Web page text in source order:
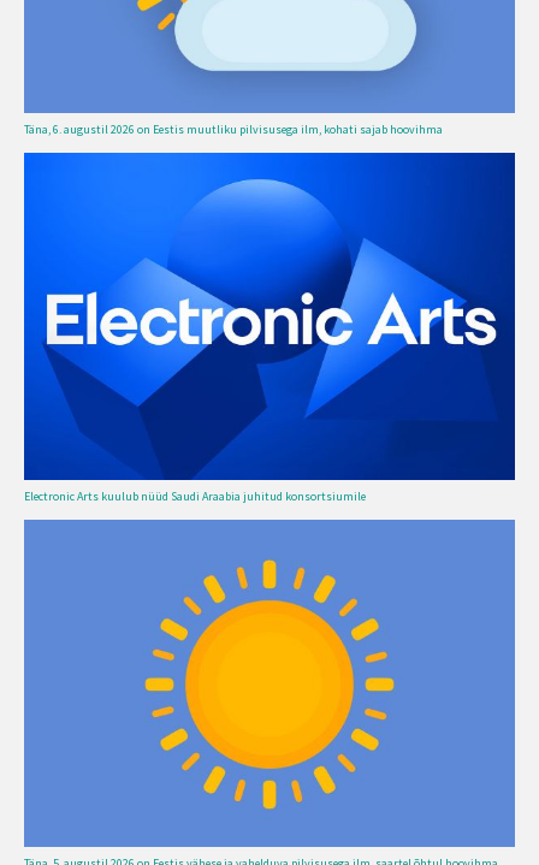
Täna, 6. augustil 2026 on Eestis muutliku pilvisusega ilm, kohati sajab hoovihma
Electronic Arts kuulub nüüd Saudi Araabia juhitud konsortsiumile